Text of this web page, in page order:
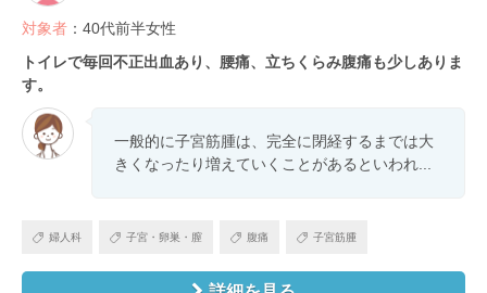
対象者 ：40代前半女性
トイレで毎回不正出血あり、腰痛、立ちくらみ腹痛も少しありま
す。
一般的に子宮筋腫は、完全に閉経するまでは大
きくなったり増えていくことがあるといわれ...
婦人科 子宮・卵巣・膣 腹痛 子宮筋腫